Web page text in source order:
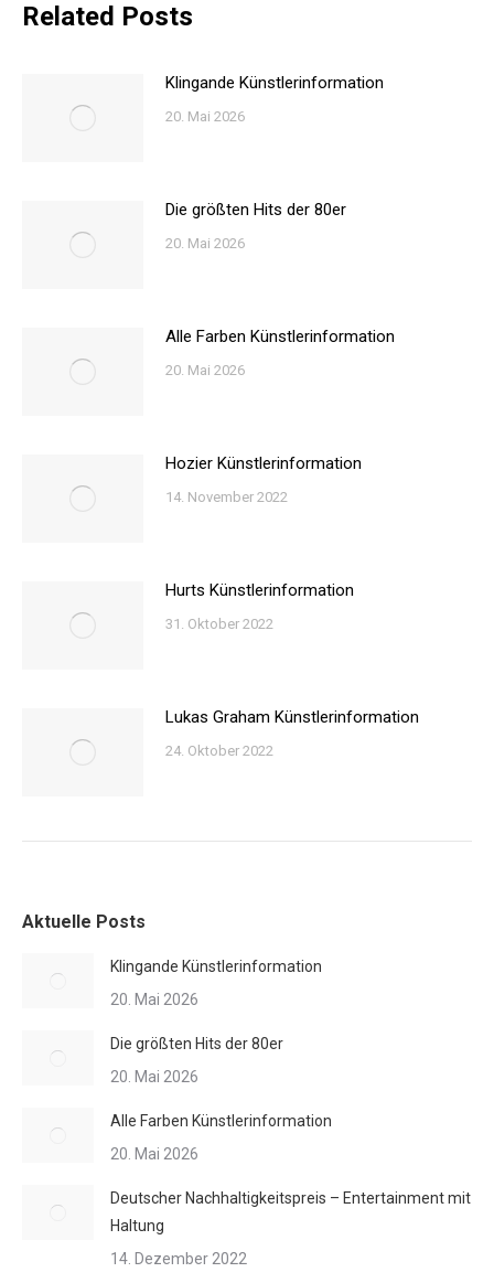
Related Posts
Klingande Künstlerinformation
20. Mai 2026
Die größten Hits der 80er
20. Mai 2026
Alle Farben Künstlerinformation
20. Mai 2026
Hozier Künstlerinformation
14. November 2022
Hurts Künstlerinformation
31. Oktober 2022
Lukas Graham Künstlerinformation
24. Oktober 2022
Aktuelle Posts
Klingande Künstlerinformation
20. Mai 2026
Die größten Hits der 80er
20. Mai 2026
Alle Farben Künstlerinformation
20. Mai 2026
Deutscher Nachhaltigkeitspreis – Entertainment mit
Haltung
14. Dezember 2022